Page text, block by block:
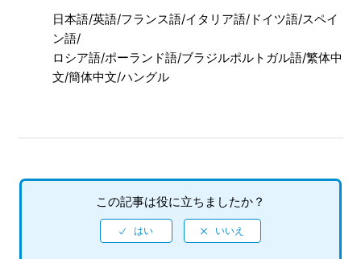
【NSwitch/ソニックオリジンズ・プラス】「キャプチャー
ボタン」のスクリーンショット撮影や、「キャプチャーボタ
ン」長押しの動画撮影機能に対応していますか
【NSwitch/ソニックオリジンズ・プラス】難易度設定はあ
【NSwitch/ソニックオリジンズ・プラス】インターネット
日本語/英語/フランス語/イタリア語/ドイツ語/スペイ
ン語/
ロシア語/ポーランド語/ブラジルポルトガル語/繁体中
文/簡体中文/ハングル
この記事は役に立ちましたか？